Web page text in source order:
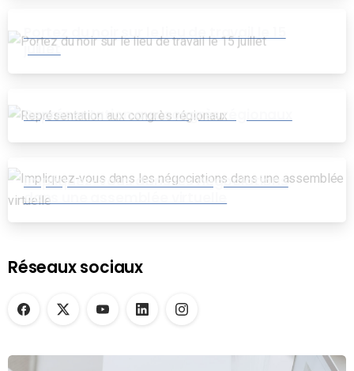
Portez du noir sur le lieu de travail le 15
juillet
Représentation aux congrès régionaux
Impliquez-vous dans les négociations
dans une assemblée virtuelle
Réseaux sociaux